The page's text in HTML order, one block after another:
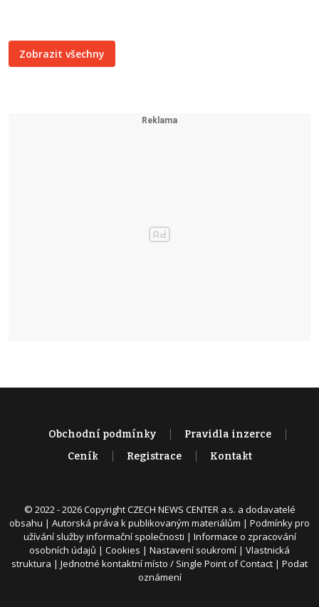
Zobrazit všechny
Obchodní podmínky
Pravidla inzerce
Ceník
Registrace Kontakt
© 2022 - 2026 Copyright CZECH NEWS CENTER a.s. a dodavatelé
obsahu | Autorská práva k publikovaným materiálům | Podmínky pro
užívání služby informační společnosti | Informace o zpracování
osobních údajů | Cookies | Nastavení soukromí | Vlastnická
struktura | Jednotné kontaktní místo / Single Point of Contact | Podat
oznámení